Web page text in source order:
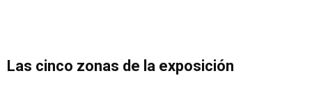
Las cinco zonas de la exposición